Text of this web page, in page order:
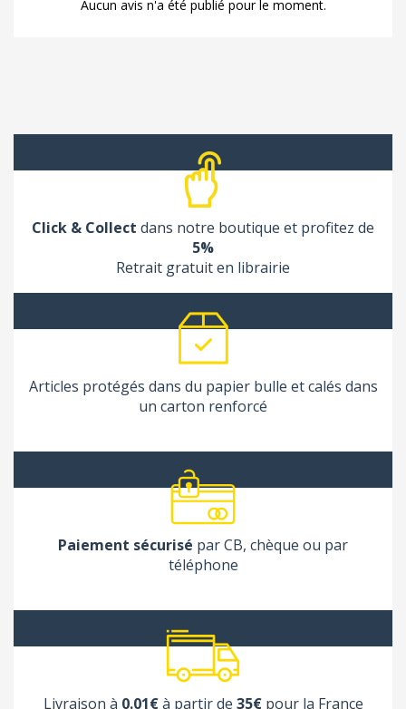
Aucun avis n'a été publié pour le moment.
Click & Collect dans notre boutique et profitez de
5%
Retrait gratuit en librairie
Articles protégés dans du papier bulle et calés dans
un carton renforcé
Paiement sécurisé par CB, chèque ou par
téléphone
Livraison à 0.01€à partir de 35€pour la France